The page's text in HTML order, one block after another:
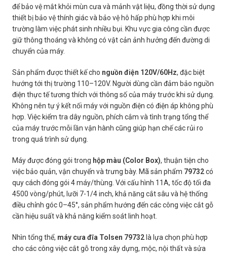
để bảo vệ mắt khỏi mùn cưa và mảnh vật liệu, đồng thời sử dụng
thiết bị bảo vệ thính giác và bảo vệ hô hấp phù hợp khi môi
trường làm việc phát sinh nhiều bụi. Khu vực gia công cần được
giữ thông thoáng và không có vật cản ảnh hưởng đến đường di
chuyển của máy.
Sản phẩm được thiết kế cho nguồn điện 120V/60Hz, đặc biệt
hướng tới thị trường 110–120V. Người dùng cần đảm bảo nguồn
điện thực tế tương thích với thông số của máy trước khi sử dụng.
Không nên tự ý kết nối máy với nguồn điện có điện áp không phù
hợp. Việc kiểm tra dây nguồn, phích cắm và tình trạng tổng thể
của máy trước mỗi lần vận hành cũng giúp hạn chế các rủi ro
trong quá trình sử dụng.
Máy được đóng gói trong hộp màu (Color Box), thuận tiện cho
việc bảo quản, vận chuyển và trưng bày. Mã sản phẩm 79732có
quy cách đóng gói 4 máy/thùng. Với cấu hình 11A, tốc độ tối đa
4500 vòng/phút, lưỡi 7-1/4 inch, khả năng cắt sâu và hệ thống
điều chỉnh góc 0–45°, sản phẩm hướng đến các công việc cắt gỗ
cần hiệu suất và khả năng kiểm soát linh hoạt.
Nhìn tổng thể, máy cưa đĩa Tolsen 79732 là lựa chọn phù hợp
cho các công việc cắt gỗ trong xây dựng, mộc, nội thất và sửa